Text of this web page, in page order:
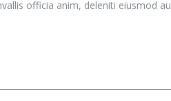
officia anim, deleniti eiusmod